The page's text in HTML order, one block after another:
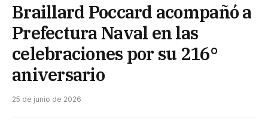
Braillard Poccard acompañó a
Prefectura Naval en las
celebraciones por su 216°
aniversario
25 de junio de 2026